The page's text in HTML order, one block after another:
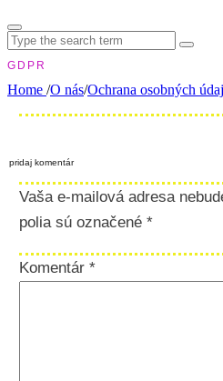
Search
for:
GDPR
Home /O nás/Ochrana osobných
pridaj komentár
Vaša e-mailová adresa
polia sú označené *
Komentár *